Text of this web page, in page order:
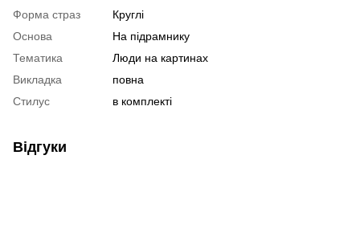
Форма страз
Круглі
Основа
На підрамнику
Тематика
Люди на картинах
Викладка
повна
Стилус
в комплекті
Відгуки